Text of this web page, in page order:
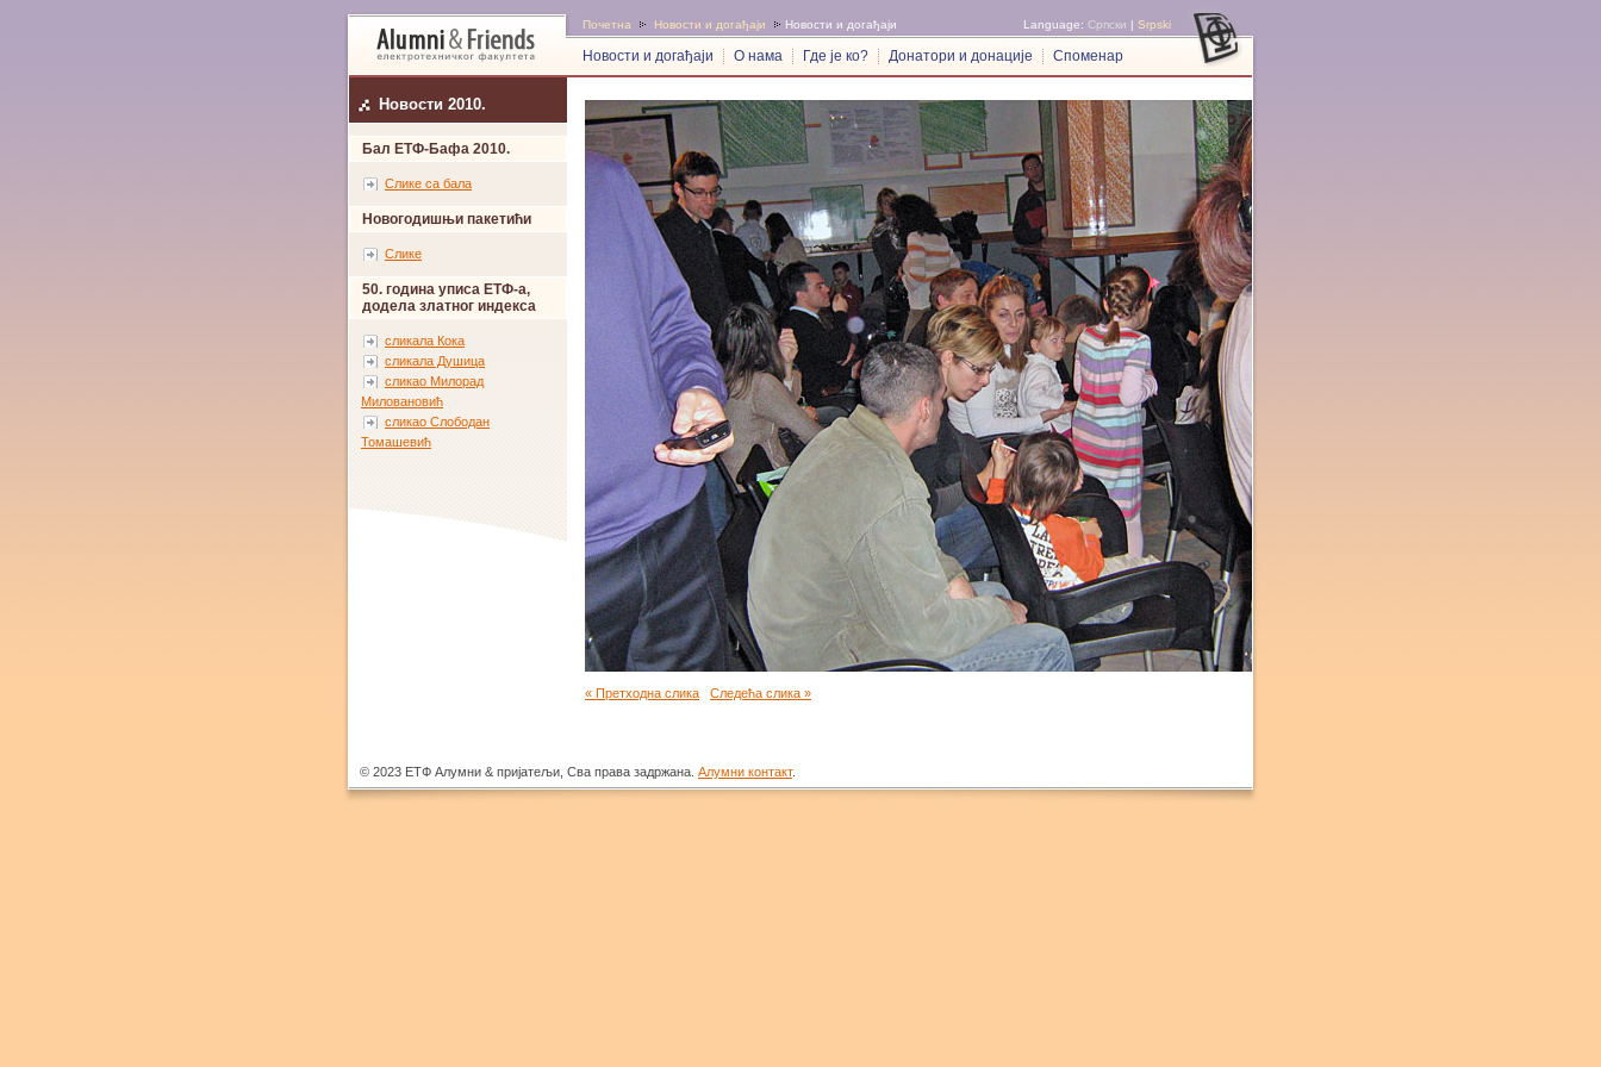
Почетна Новости и догађаји Новости и догађаји Language: Српски | Srpski
Новости и догађаји О нама Где је ко? Донатори и донације Споменар
Новости 2010.
Бал ЕТФ-Бафа 2010.
Слике са бала
Новогодишњи пакетићи
Слике
50. година уписа ЕТФ-а,
додела златног индекса
сликала Кока
сликала Душица
сликао Милорад
Миловановић
сликао Слободан
Томашевић
« Претходна слика Следећа слика »
© 2023 ЕТФ Алумни & пријатељи, Сва права задржана. Алумни контакт.